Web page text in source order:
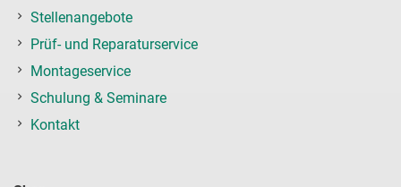
Stellenangebote
Prüf- und Reparaturservice
Montageservice
Schulung & Seminare
Kontakt